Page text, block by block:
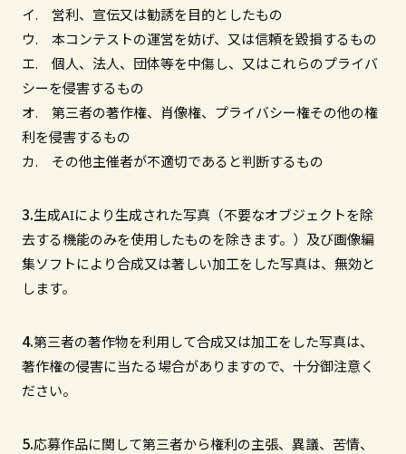
イ. 営利、宣伝又は勧誘を目的としたもの
ウ. 本コンテストの運営を妨げ、又は信頼を毀損するもの
エ. 個人、法人、団体等を中傷し、又はこれらのプライバ
シーを侵害するもの
オ. 第三者の著作権、肖像権、プライバシー権その他の権
利を侵害するもの
カ. その他主催者が不適切であると判断するもの
生成AIにより生成された写真（不要なオブジェクトを除
去する機能のみを使用したものを除きます。）及び画像編
集ソフトにより合成又は著しい加工をした写真は、無効と
します。
第三者の著作物を利用して合成又は加工をした写真は、
著作権の侵害に当たる場合がありますので、十分御注意く
ださい。
応募作品に関して第三者から権利の主張、異議、苦情、